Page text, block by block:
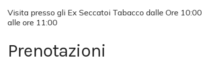
Visita presso gli Ex Seccatoi Tabacco dalle Ore 10:00
alle ore 11:00
Prenotazioni